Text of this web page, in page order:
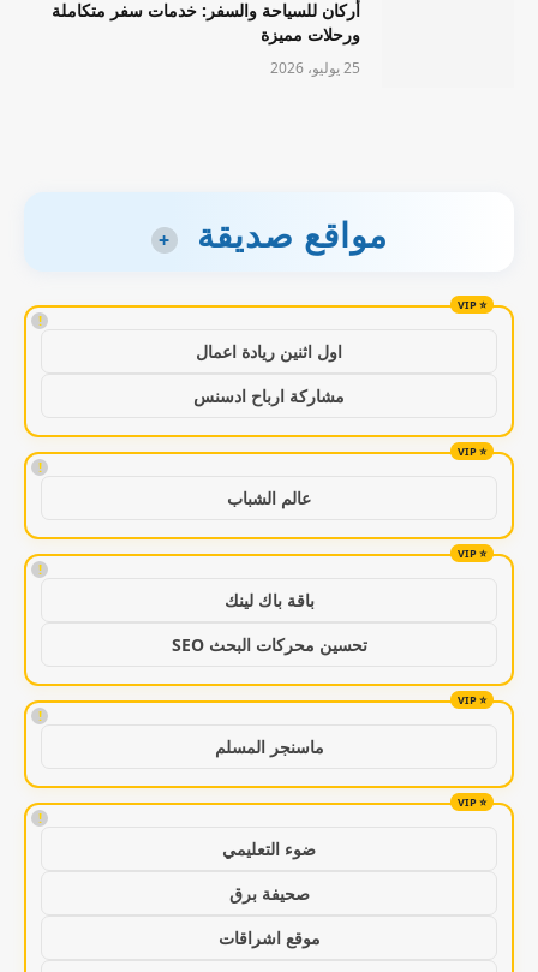
أركان للسياحة والسفر: خدمات سفر متكاملة
ورحلات مميزة
25 يوليو، 2026
مواقع صديقة +
!
اول اثنين ريادة اعمال
مشاركة ارباح ادسنس
!
عالم الشباب
!
باقة باك لينك
تحسين محركات البحث SEO
!
ماسنجر المسلم
!
ضوء التعليمي
صحيفة برق
موقع اشراقات